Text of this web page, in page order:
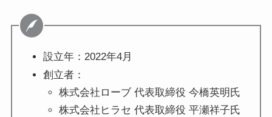
設立年：2022年4月
創立者：
株式会社ローブ 代表取締役 今橋英明氏
株式会社ヒラセ 代表取締役 平瀬祥⼦⽒